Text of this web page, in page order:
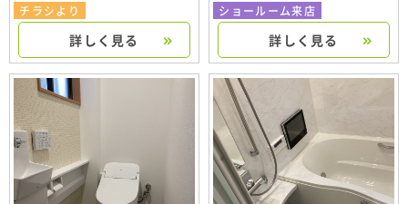
チラシより
詳しく見る
ショールーム来店
詳しく見る